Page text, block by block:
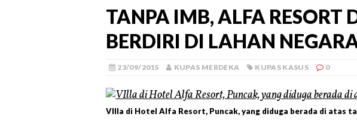
TANPA IMB, ALFA RESORT
BERDIRI DI LAHAN
23/09/2015 KUPAS MERDEKA KUPAS KASUS 0
VIlla di Hotel Alfa Resort, Puncak, yang diduga berada di atas